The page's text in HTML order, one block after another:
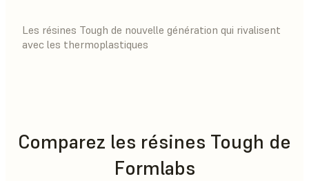
Les résines Tough de nouvelle génération qui rivalisent
avec les thermoplastiques
Comparez les résines Tough de
Formlabs